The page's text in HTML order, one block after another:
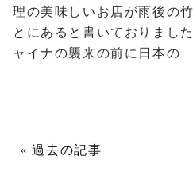
理の美味しいお店が雨後の
とにあると書いておりまし
ャイナの襲来の前に日本の
過去の記事